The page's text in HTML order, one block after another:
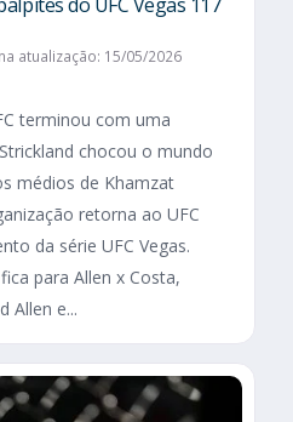
atualização: 15/05/2026
terminou com uma
chocou o mundo
médios de Khamzat
retorna ao UFC
da série UFC Vegas.
para Allen x Costa,
Allen e...